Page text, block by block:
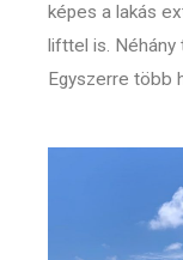
képes a lakás
lifttel is.
Egyszerre több